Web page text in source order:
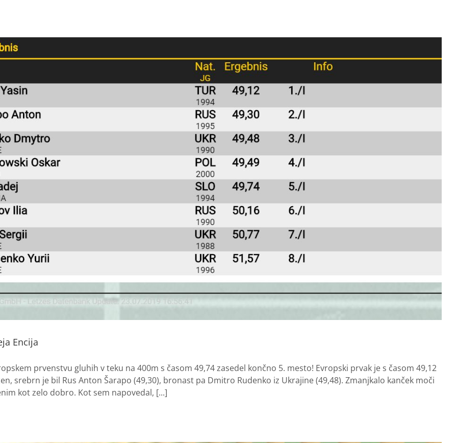
Encija
prvenstvu gluhih v teku na 400m s časom 49,74 zasedel končno 5. mesto! Evropski prvak je s časom 49,12
srebrn je bil Rus Anton Šarapo (49,30), bronast pa Dmitro Rudenko iz Ukrajine (49,48). Zmanjkalo kanček moči
kot zelo dobro. Kot sem napovedal, [...]